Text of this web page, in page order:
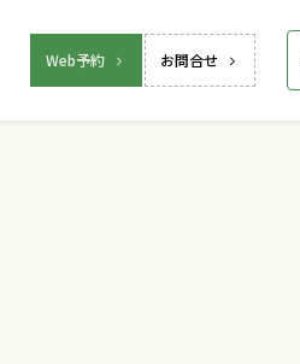
Web予約 お問合せ